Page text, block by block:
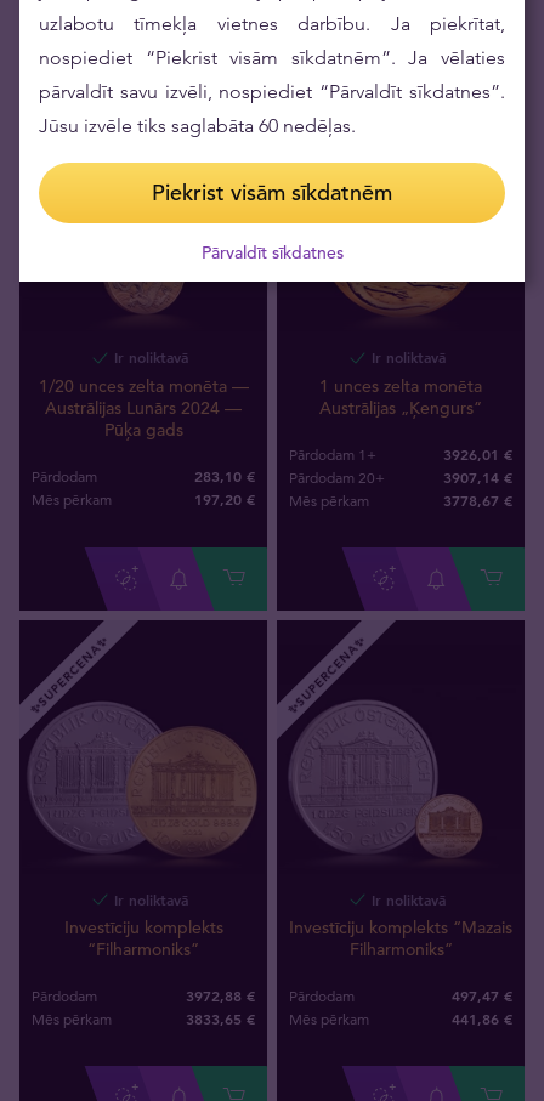
Ir noliktavā
1/20 unces zelta monēta —
Austrālijas Lunārs 2024 —
Pūķa gads
Pārdodam 283,10 €
Mēs pērkam 197,20 €
LOYALTY
Ir noliktavā
1 unces zelta monēta
Austrālijas „Ķengurs”
Pārdodam 1+ 3926,01 €
Pārdodam 20+ 3907,14 €
Mēs pērkam 3778,67 €
✨SUPERCENA✨
Ir noliktavā
Investīciju komplekts
“Filharmoniks”
Pārdodam 3972,88 €
Mēs pērkam 3833,65 €
✨SUPERCENA✨
Ir noliktavā
Investīciju komplekts “Mazais
Filharmoniks”
Pārdodam 497,47 €
Mēs pērkam 441,86 €
uzlabotu tīmekļa vietnes darbību. Ja piekrītat,
nospiediet “Piekrist visām sīkdatnēm”. Ja vēlaties
pārvaldīt savu izvēli, nospiediet “Pārvaldīt sīkdatnes”.
Jūsu izvēle tiks saglabāta 60 nedēļas.
Piekrist visām sīkdatnēm
Pārvaldīt sīkdatnes